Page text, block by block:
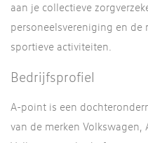
aan je collectieve
personeelsvereniging en
sportieve activiteiten.
Bedrijfsprofiel
A-point is een
van de merken Volkswagen,